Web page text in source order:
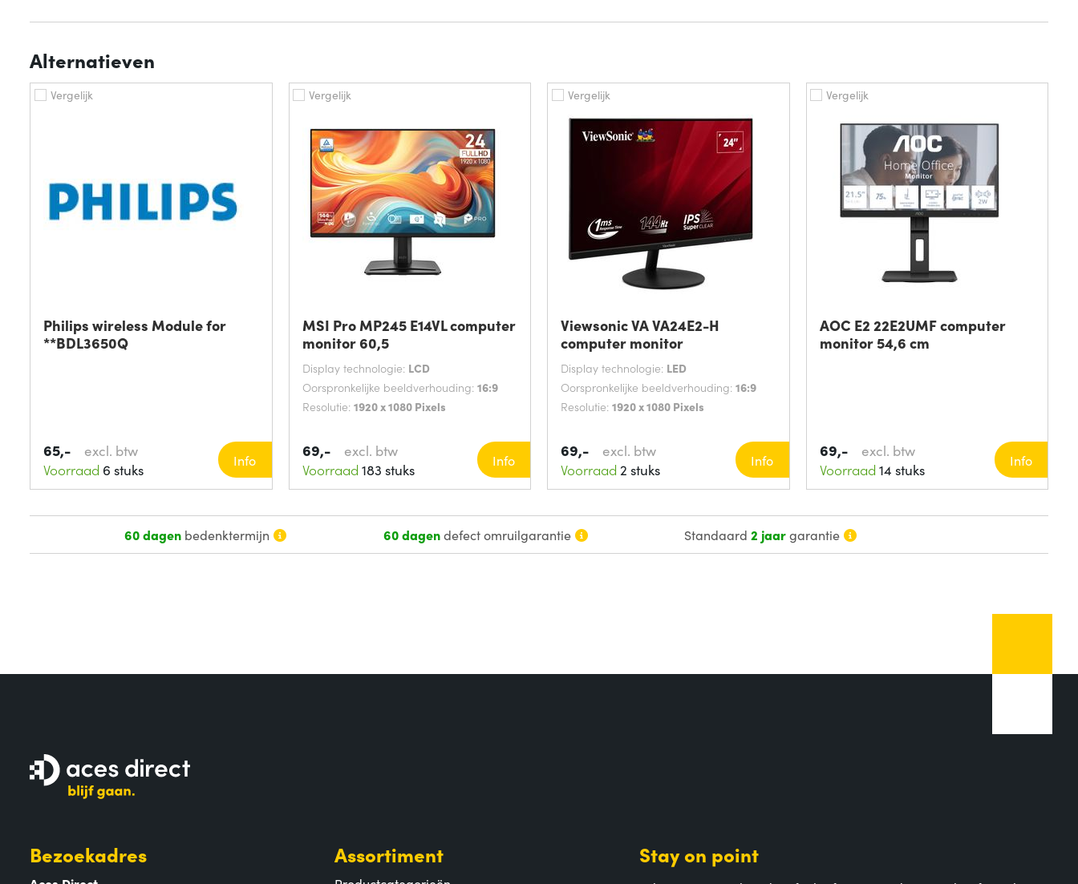
Alternatieven
Vergelijk
Philips wireless Module for
**BDL3650Q
65,-
excl. btw
Voorraad 6 stuks
Info
Vergelijk
MSI Pro MP245 E14VL computer
monitor 60,5
Display technologie: LCD
Oorspronkelijke beeldverhouding: 16:9
Resolutie: 1920 x 1080 Pixels
69,-
excl. btw
Voorraad 183 stuks
Info
Vergelijk
Viewsonic VA VA24E2-H
computer monitor
Display technologie: LED
Oorspronkelijke beeldverhouding: 16:9
Resolutie: 1920 x 1080 Pixels
69,-
excl. btw
Voorraad 2 stuks
Info
Vergelijk
AOC E2 22E2UMF computer
monitor 54,6 cm
69,-
excl. btw
Voorraad 14 stuks
Info
60 dagenbedenktermijn 60 dagendefect omruilgarantie Standaard2 jaargarantie
Bezoekadres Assortiment Stay on point